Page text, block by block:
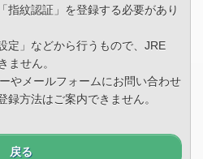
指紋認証」を登録する必要があり
定」などから行うもので、JRE
ません。
やメールフォームにお問い合わせ
方法はご案内できません。
戻る